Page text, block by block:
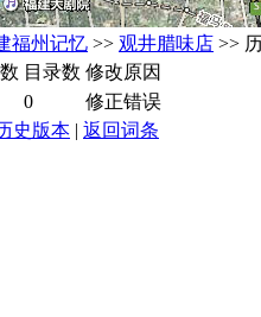
福州记忆 >> 观井腊味店 >>
目录数 修改原因
0
修正错误
史版本 | 返回词条